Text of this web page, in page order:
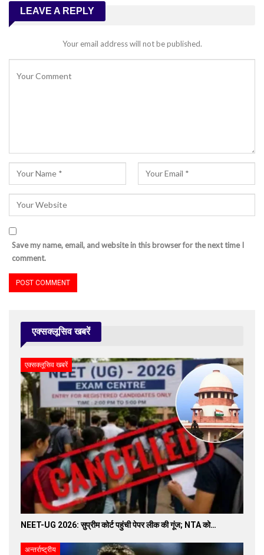
LEAVE A REPLY
Your email address will not be published.
Save my name, email, and website in this browser for the next time I
comment.
एक्सक्लूसिव खबरें
एक्सक्लूसिव खबरें
NEET-UG 2026: सुप्रीम कोर्ट पहुंची पेपर लीक की गूंज; NTA को…
अन्तर्राष्ट्रीय